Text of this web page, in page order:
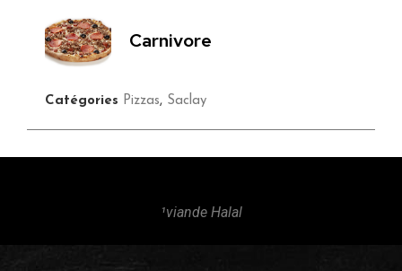
Carnivore
Catégories Pizzas, Saclay
¹viande Halal